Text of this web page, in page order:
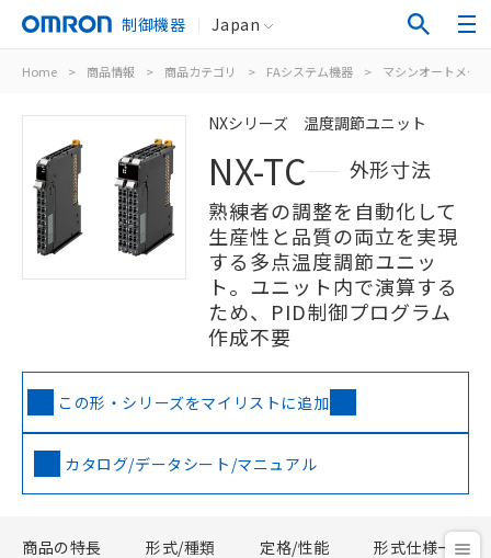
制御機器 Japan
Home > 商品情報 > 商品カテゴリ > FAシステム機器 > マシンオートメー
NXシリーズ 温度調節ユニット
NX-TC
外形寸法
熟練者の調整を自動化して
生産性と品質の両立を実現
する多点温度調節ユニッ
ト。ユニット内で演算する
ため、PID制御プログラム
作成不要
この形・シリーズをマイリストに追加
カタログ/データシート/マニュアル
商品の特長 形式/種類 定格/性能 形式仕様一覧